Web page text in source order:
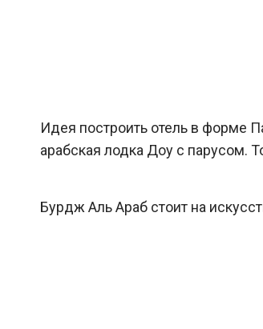
Идея построить отель в форме
арабская лодка Доу с парусом.
Бурдж Аль Араб стоит на